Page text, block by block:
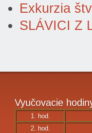
Exkurzia
SLÁVICI Z
Vyučovacie
1. hod.
2. hod.